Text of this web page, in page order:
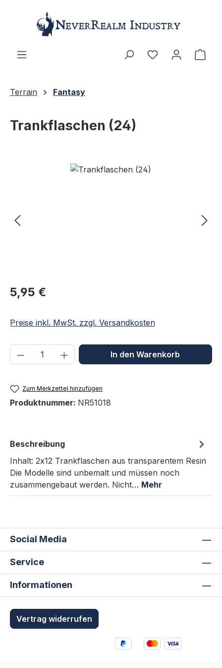
Zum Hauptinhalt springen
Terrain Fantasy
Trankflaschen (24)
Bildergalerie überspringen
Regulärer Preis:
5,95 €
Preise inkl. MwSt. zzgl. Versandkosten
Produkt Anzahl: Gib denIn den Warenkorb
Zum Merkzettel hinzufügen
Produktnummer: NR51018
Beschreibung
Inhalt: 2x12 Trankflaschen aus transparentem Resin
Die Modelle sind unbemalt und müssen noch
zusammengebaut werden. Nicht… Mehr
Social Media
Service
Informationen
Vertrag widerrufen